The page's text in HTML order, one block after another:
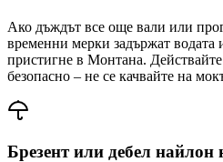
Ако дъждът все още вали или
временни мерки задържат водата
пристигне в Монтана.
безопасно – не се качвайте на
Брезент или дебел найлон